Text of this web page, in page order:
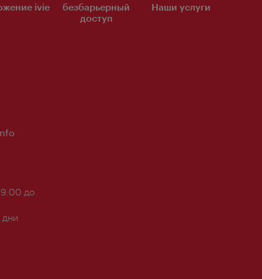
ivie
безбарьерный
доступ
Наши услуги
9:00 до